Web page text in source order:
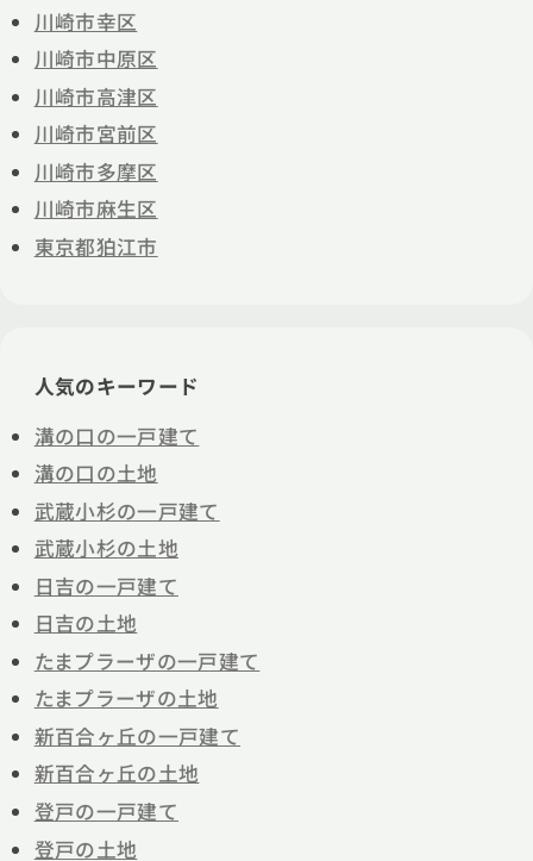
川崎市幸区
川崎市中原区
川崎市高津区
川崎市宮前区
川崎市多摩区
川崎市麻生区
東京都狛江市
人気のキーワード
溝の口の一戸建て
溝の口の土地
武蔵小杉の一戸建て
武蔵小杉の土地
日吉の一戸建て
日吉の土地
たまプラーザの一戸建て
たまプラーザの土地
新百合ヶ丘の一戸建て
新百合ヶ丘の土地
登戸の一戸建て
登戸の土地